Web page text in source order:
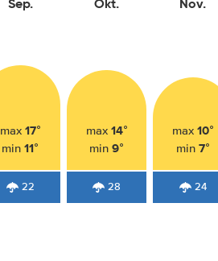
Sep.
max 17°
min11°
22
Okt.
max 14°
min9°
28
Nov.
max 10°
min 7°
24